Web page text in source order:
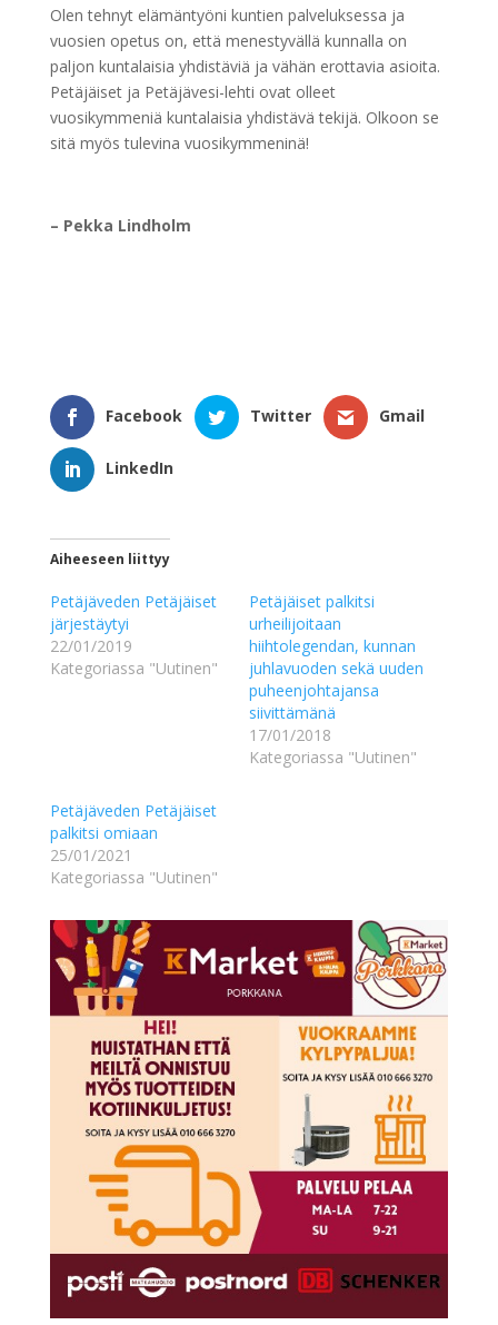
Olen tehnyt elämäntyöni kuntien palveluksessa ja
vuosien opetus on, että menestyvällä kunnalla on
paljon kuntalaisia yhdistäviä ja vähän erottavia asioita.
Petäjäiset ja Petäjävesi-lehti ovat olleet
vuosikymmeniä kuntalaisia yhdistävä tekijä. Olkoon se
sitä myös tulevina vuosikymmeninä!
– Pekka Lindholm
Facebook Twitter Gmail
LinkedIn
Aiheeseen liittyy
Petäjäveden Petäjäiset
järjestäytyi
22/01/2019
Kategoriassa "Uutinen"
Petäjäiset palkitsi
urheilijoitaan
hiihtolegendan, kunnan
juhlavuoden sekä uuden
puheenjohtajansa
siivittämänä
17/01/2018
Kategoriassa "Uutinen"
Petäjäveden Petäjäiset
palkitsi omiaan
25/01/2021
Kategoriassa "Uutinen"